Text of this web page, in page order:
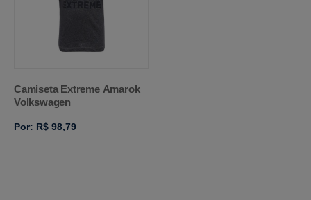
Camiseta Extreme Amarok
Volkswagen
Por: R$ 98,79